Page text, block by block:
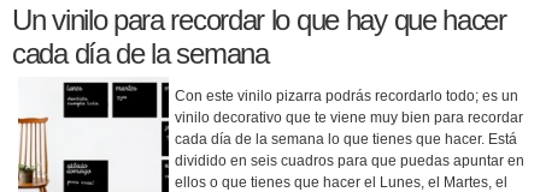
Un vinilo para recordar lo que hay que hacer
cada día de la semana
Con este vinilo pizarra podrás recordarlo todo; es un
vinilo decorativo que te viene muy bien para recordar
cada día de la semana lo que tienes que hacer. Está
dividido en seis cuadros para que puedas apuntar en
ellos o que tienes que hacer el Lunes, el Martes, el